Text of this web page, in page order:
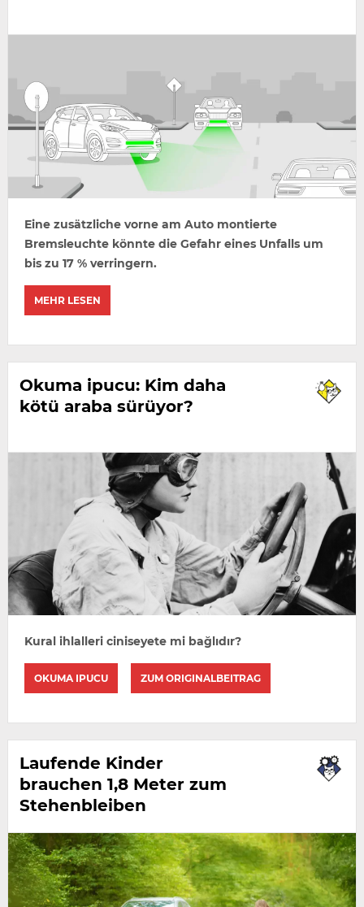
Eine zusätzliche vorne am Auto montierte
Bremsleuchte könnte die Gefahr eines Unfalls um
bis zu 17 % verringern.
MEHR LESEN
Okuma ipucu: Kim daha
kötü araba sürüyor?
Kural ihlalleri ciniseyete mi bağlıdır?
OKUMA IPUCU ZUM ORIGINALBEITRAG
Laufende Kinder
brauchen 1,8 Meter zum
Stehenbleiben